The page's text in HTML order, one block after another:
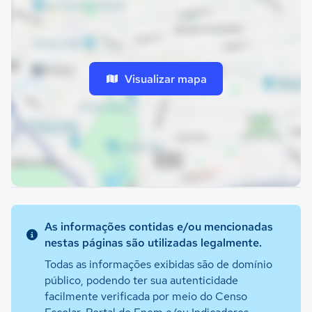
Visualizar mapa
As informações contidas e/ou mencionadas
nestas páginas são utilizadas legalmente.
Todas as informações exibidas são de domínio
público, podendo ter sua autenticidade
facilmente verificada por meio do Censo